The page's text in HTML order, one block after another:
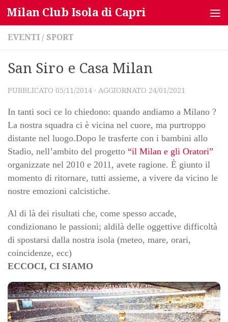
Salta al contenuto
Milan Club Isola di Capri
EVENTI / SPORT
San Siro e Casa Milan
PUBBLICATO 05/11/2014 · AGGIORNATO 24/01/2021
In tanti soci ce lo chiedono: quando andiamo a Milano ?
La nostra squadra ci è vicina nel cuore, ma purtroppo
distante nel luogo.Dopo le trasferte con i bambini allo
Stadio, nell’ambito del progetto “il Milan e gli Oratori”
organizzate nel 2010 e 2011, avete ragione. È giunto il
momento di ritornare, tutti assieme, a vivere da vicino le
nostre emozioni calcistiche.
Al di là dei risultati che, come spesso accade,
condizionano le passioni; aldilà delle oggettive difficoltà
di spostarsi dalla nostra isola (meteo, mare, orari,
coincidenze, ecc)
ECCOCI, CI SIAMO